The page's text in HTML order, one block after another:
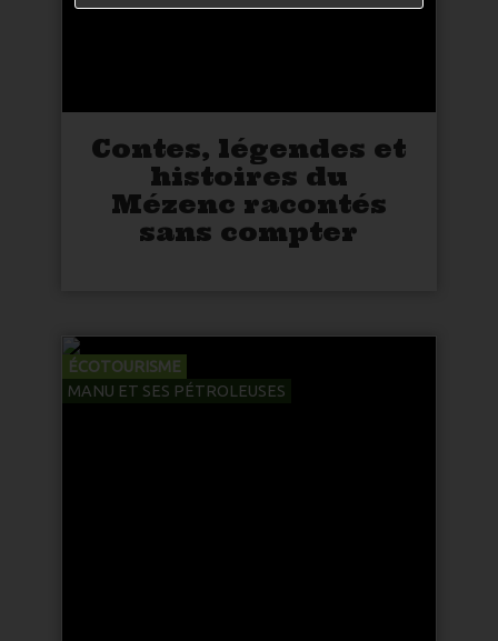
Contes, légendes et
histoires du
Mézenc racontés
sans compter
ÉCOTOURISME
MANU ET SES PÉTROLEUSES